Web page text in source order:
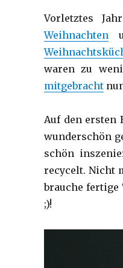
Vorletztes
Weihnachten
waren zu
mitgebracht
Auf den ersten
wunderschön
schön
recycelt. Nicht
brauche fertige
;)!